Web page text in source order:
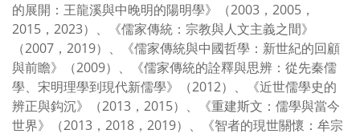
的展開：王龍溪與中晚明的陽明學》（2003，2005，
2015，2023）、《儒家傳統：宗教與人文主義之間》
（2007，2019）、《儒家傳統與中國哲學：新世紀的回顧
與前瞻》（2009）、《儒家傳統的詮釋與思辨：從先秦儒
學、宋明理學到現代新儒學》（2012）、《近世儒學史的
辨正與鈎沉》（2013，2015）、《重建斯文：儒學與當今
世界》（2013，2018，2019）、《智者的現世關懷：牟宗